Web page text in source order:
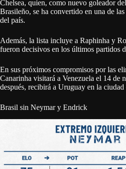
Chelsea, quien, como nuevo goleador
Brasileño, se ha convertido en una de
del país.
Además, la lista incluye a Raphinha y
fueron decisivos en los últimos partidos
En sus próximos compromisos por las
Canarinha visitará a Venezuela el 14 de
después, recibirá a Uruguay en la ciudad
Brasil sin Neymar y Endrick